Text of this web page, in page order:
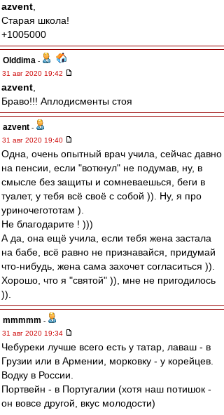
azvent
Старая школа!
+1005000
Olddima -
31 авг 2020 19:42
azvent
Браво!!! Аплодисменты стоя
azvent -
31 авг 2020 19:40
Одна, очень опытный врач учила, сейчас давно
на пенсии, если "воткнул" не подумав, ну, в
смысле без защиты и сомневаешься, беги в
туалет, у тебя всё своё с собой )). Ну, я про
уриночегототам ).
Не благодарите ! )))
А да, она ещё учила, если тебя жена застала
на бабе, всё равно не признавайся, придумай
что-нибудь, жена сама захочет согласиться )).
Хорошо, что я "святой" )), мне не пригодилось
)).
mmmmm -
31 авг 2020 19:34
Чебуреки лучше всего есть у татар, лаваш - в
Грузии или в Армении, морковку - у корейцев.
Водку в России.
Портвейн - в Португалии (хотя наш потишок -
он вовсе другой, вкус молодости)